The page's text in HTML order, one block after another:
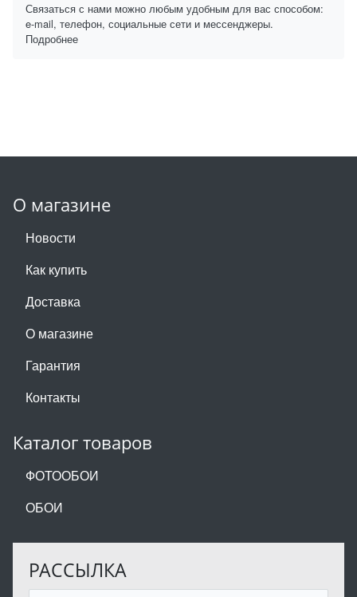
Связаться с нами можно любым удобным для вас способом:
e-mail, телефон, социальные сети и мессенджеры.
Подробнее
О магазине
Новости
Как купить
Доставка
О магазине
Гарантия
Контакты
Каталог товаров
ФОТООБОИ
ОБОИ
РАССЫЛКА